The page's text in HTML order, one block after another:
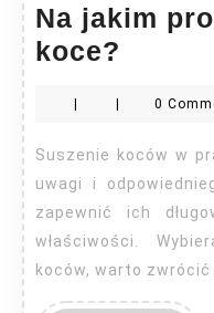
Na jakim
koce?
koce?
| | 0
Suszenie koców w pralce to proces, który wymaga
uwagi i
zapewnić ich
właściwości.
koców, warto zwrócić